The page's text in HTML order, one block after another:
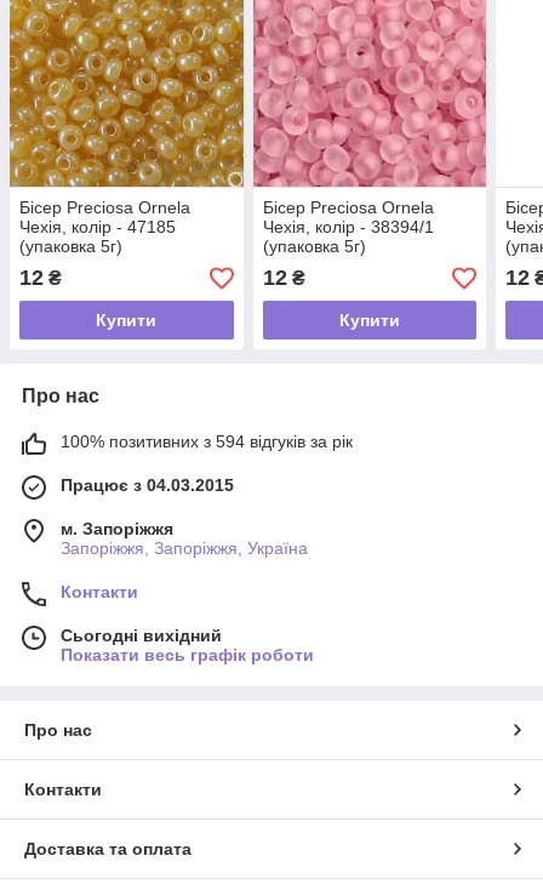
Бісер Preciosa Ornela
Чехія, колір - 47185
(упаковка 5г)
12 ₴
Купити
Бісер Preciosa Ornela
Чехія, колір - 38394/1
(упаковка 5г)
12₴
Купити
12
Про нас
100% позитивних з 594 відгуків за рік
Працює з 04.03.2015
м. Запоріжжя
Запоріжжя, Запоріжжя, Україна
Контакти
Сьогодні вихідний
Показати весь графік роботи
Про нас
Контакти
Доставка та оплата